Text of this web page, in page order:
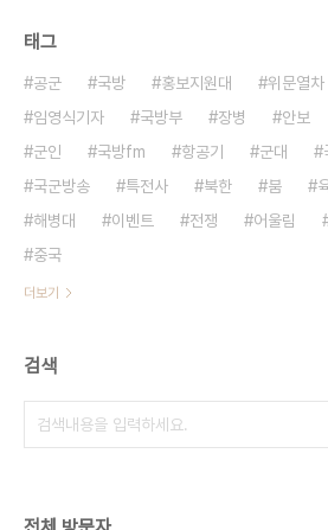
태그
공군 국방 홍보지원대 위문열차
임영식기자
국방부 장병 안보
군인
국방fm 항공기 군대
국군방송
특전사 북한 붐
해병대
이벤트 전쟁 어울림
중국
더보기
검색